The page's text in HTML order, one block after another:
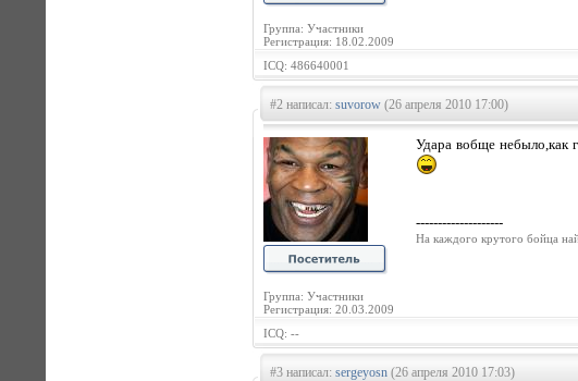
Группа: Участники
Регистрация: 18.02.2009
ICQ: 486640001
#2 написал: suvorow (26 апреля 2010 17:00)
Группа: Участники
Регистрация: 20.03.2009
Удара вобще небыло,как
--------------------
На каждого крутого бойца
ICQ: --
#3 написал: sergeyosn (26 апреля 2010 17:03)